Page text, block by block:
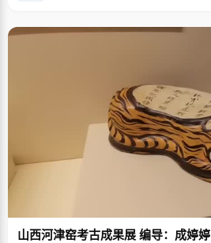
山西河津窑考古成果展 编导：成婷婷